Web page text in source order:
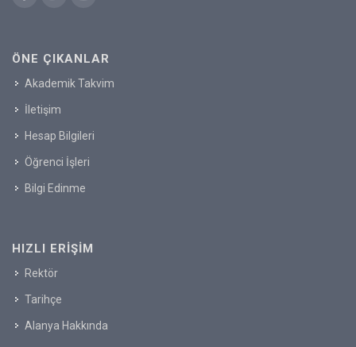
ÖNE ÇIKANLAR
Akademik Takvim
İletişim
Hesap Bilgileri
Öğrenci İşleri
Bilgi Edinme
HIZLI ERIŞIM
Rektör
Tarihçe
Alanya Hakkında